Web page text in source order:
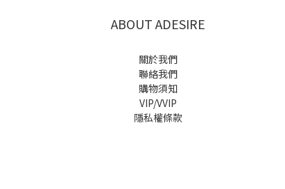
ABOUT ADESIRE
關於我們
聯絡我們
購物須知
VIP/VVIP
隱私權條款